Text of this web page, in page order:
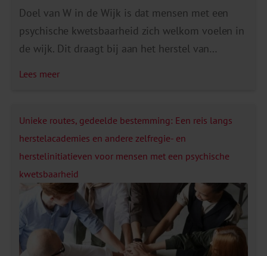
Unieke routes, gedeelde bestemming: Een reis langs
herstelacademies en andere zelfregie- en
herstelinitiatieven voor mensen met een psychische
kwetsbaarheid
Doel van W in de Wijk is dat mensen met een
psychische kwetsbaarheid zich welkom voelen in
de wijk. Dit draagt bij aan het herstel van
daarbij een belangrijke rol. Bijvoorbeeld door
mensen met een […]
Lees meer